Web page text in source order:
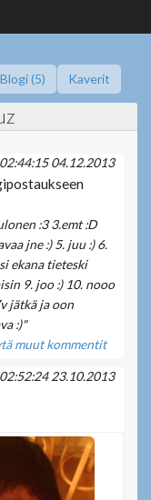
Blogi (5) Kaverit
02:44:15 04.12.2013
:3 3.emt :D
jne :) 5. juu :) 6.
ekana tieteski
9. joo :) 10. nooo
jätkä ja oon
:)"
muut kommentit
02:52:24 23.10.2013